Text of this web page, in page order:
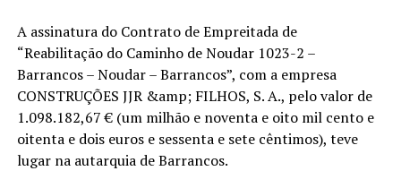
A assinatura do Contrato de Empreitada de
“Reabilitação do Caminho de Noudar 1023-2 –
Barrancos – Noudar – Barrancos”, com a empresa
CONSTRUÇÕES JJR &amp; FILHOS, S. A., pelo valor de
1.098.182,67 € (um milhão e noventa e oito mil cento e
oitenta e dois euros e sessenta e sete cêntimos), teve
lugar na autarquia de Barrancos.